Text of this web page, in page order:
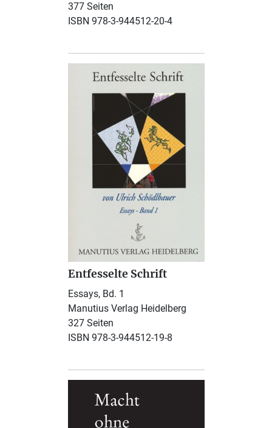
377 Seiten
ISBN 978-3-944512-20-4
Entfesselte Schrift
Essays, Bd. 1
Manutius Verlag Heidelberg
327 Seiten
ISBN 978-3-944512-19-8